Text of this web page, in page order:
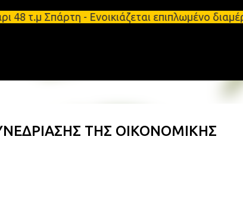
Μετάβαση στο κύριο περιεχόμενο
Σπάρτη - Ενοικιάζεται επιπλωμένο
ΤΗΣ ΟΙΚΟΝΟΜΙΚΗΣ